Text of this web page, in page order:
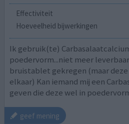
Effectiviteit
Hoeveelheid bijwerkingen
Ik gebruik(te)
poedervorm...niet meer
bruistablet gekregen (maar
elkaar) Kan iemand mij een
geven die deze wel in
geef mening